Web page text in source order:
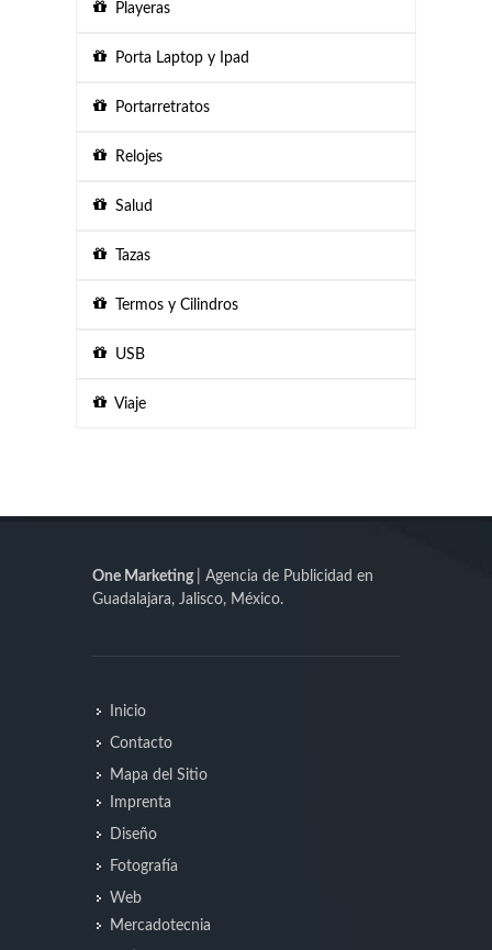
Playeras
Porta Laptop y Ipad
Portarretratos
Relojes
Salud
Tazas
Termos y Cilindros
USB
Viaje
One Marketing
| Agencia de Publicidad en
Guadalajara, Jalisco, México.
Inicio
Contacto
Mapa del Sitio
Imprenta
Diseño
Fotografía
Web
Mercadotecnia